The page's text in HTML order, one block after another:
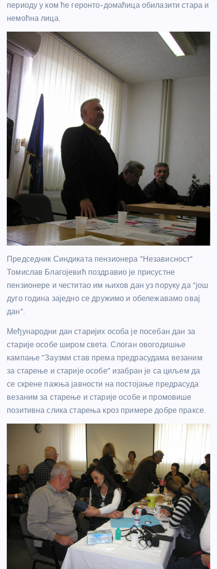
периоду у ком ће геронто-домаћица обилазити стара и
немоћна лица.
Председник Синдиката пензионера “Независност”
Томислав Благојевић поздравио је присустне
пензионере и честитао им њихов дан уз поруку да “још
дуго година заједно се дружимо и обележавамо овај
дан”.
Међународни дан старијих особа је посебан дан за
старије особе широм света. Слоган овогодишње
кампање “Заузми став према предрасудама везаним
за старење и старије особе” изабран је са циљем да
се скрене пажња јавности на постојање предрасуда
везаним за старење и старије особе и промовише
позитивна слика старења кроз примере добре праксе.